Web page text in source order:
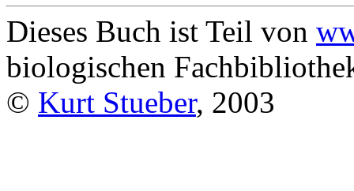
Dieses Buch ist Teil von
biologischen
© Kurt Stueber, 2003